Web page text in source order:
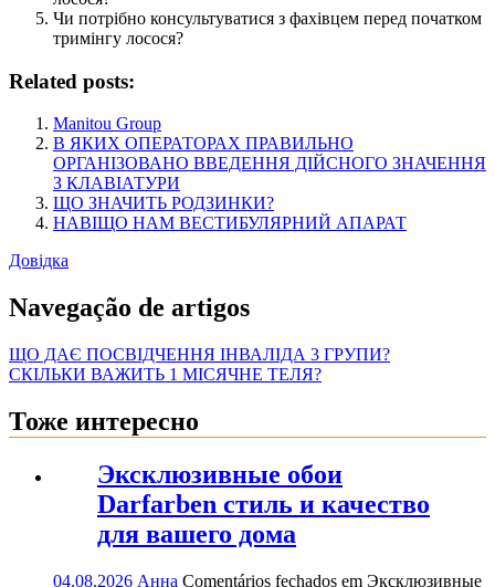
Чи потрібно консультуватися з фахівцем перед початком
тримінгу лосося?
Related posts:
Manitou Group
В ЯКИХ ОПЕРАТОРАХ ПРАВИЛЬНО
ОРГАНІЗОВАНО ВВЕДЕННЯ ДІЙСНОГО ЗНАЧЕННЯ
З КЛАВІАТУРИ
ЩО ЗНАЧИТЬ РОДЗИНКИ?
НАВІЩО НАМ ВЕСТИБУЛЯРНИЙ АПАРАТ
Довідка
Navegação de artigos
ЩО ДАЄ ПОСВІДЧЕННЯ ІНВАЛІДА 3 ГРУПИ?
СКІЛЬКИ ВАЖИТЬ 1 МІСЯЧНЕ ТЕЛЯ?
Тоже интересно
Эксклюзивные обои
Darfarben стиль и качество
для вашего дома
04.08.2026 Анна Comentários fechados em Эксклюзивные